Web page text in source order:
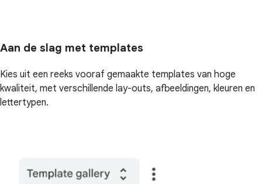
Aan de slag met templates
Kies uit een reeks vooraf gemaakte templates van hoge
kwaliteit, met verschillende lay-outs, afbeeldingen, kleuren en
lettertypen.